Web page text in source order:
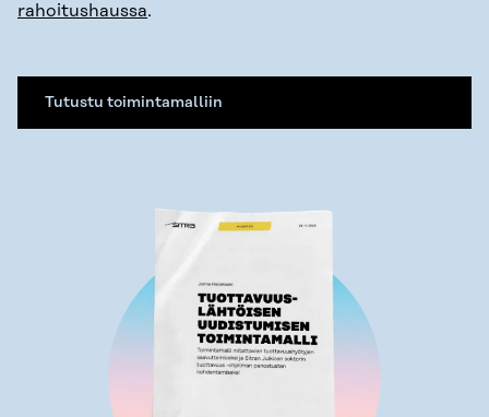
rahoitushaussa.
Tutustu toimintamalliin